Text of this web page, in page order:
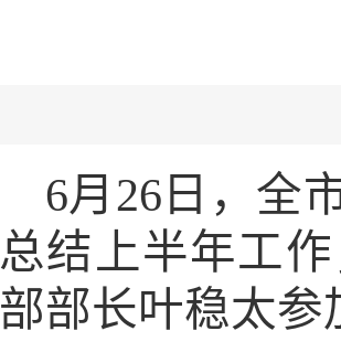
6月26日，全
总结上半年工
部部长叶稳太